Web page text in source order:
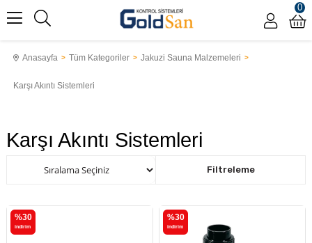
0
Anasayfa Tüm Kategoriler Jakuzi Sauna Malzemeleri
Karşı Akıntı Sistemleri
Karşı Akıntı Sistemleri
Filtreleme
Sıralama
%30
i̇ndirim
%30
i̇ndirim